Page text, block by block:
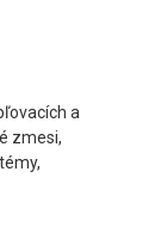
a
zmesi,